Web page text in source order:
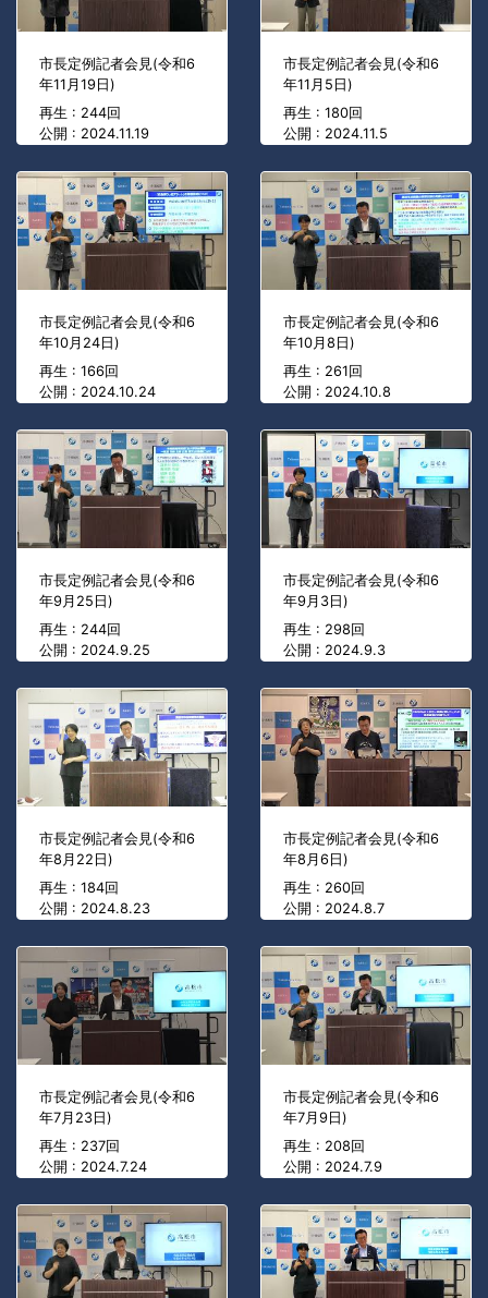
市長定例記者会見(令和6
年11月19日)
再生 : 244回
公開 : 2024.11.19
市長定例記者会見(令和6
年11月5日)
再生 : 180回
公開 : 2024.11.5
市長定例記者会見(令和6
年10月24日)
再生 : 166回
公開 : 2024.10.24
市長定例記者会見(令和6
年10月8日)
再生 : 261回
公開 : 2024.10.8
市長定例記者会見(令和6
年9月25日)
再生 : 244回
公開 : 2024.9.25
市長定例記者会見(令和6
年9月3日)
再生 : 298回
公開 : 2024.9.3
市長定例記者会見(令和6
年8月22日)
再生 : 184回
公開 : 2024.8.23
市長定例記者会見(令和6
年8月6日)
再生 : 260回
公開 : 2024.8.7
市長定例記者会見(令和6
年7月23日)
再生 : 237回
公開 : 2024.7.24
市長定例記者会見(令和6
年7月9日)
再生 : 208回
公開 : 2024.7.9